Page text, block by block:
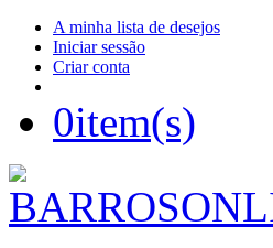
A minha lista de desejos
Iniciar sessão
Criar conta
0item(s)